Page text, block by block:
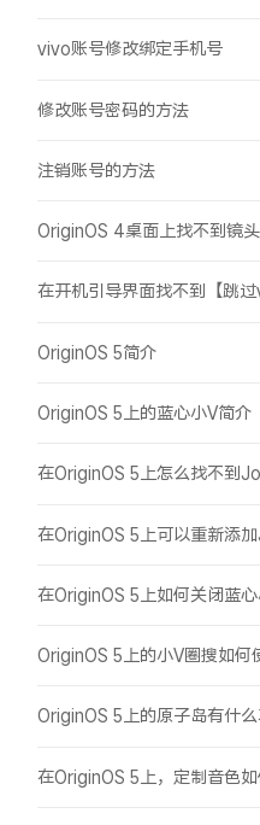
vivo账号修改绑定手机号
修改账号密码的方法
注销账号的方法
OriginOS 4桌面上找不到镜头
在开机引导界面找不到【跳
OriginOS 5简介
OriginOS 5上的蓝心小V简介
在OriginOS 5上怎么找不到
在OriginOS 5上可以重新添加
在OriginOS 5上如何关闭蓝心
OriginOS 5上的小V圈搜如何
OriginOS 5上的原子岛有什么
在OriginOS 5上，定制音色如